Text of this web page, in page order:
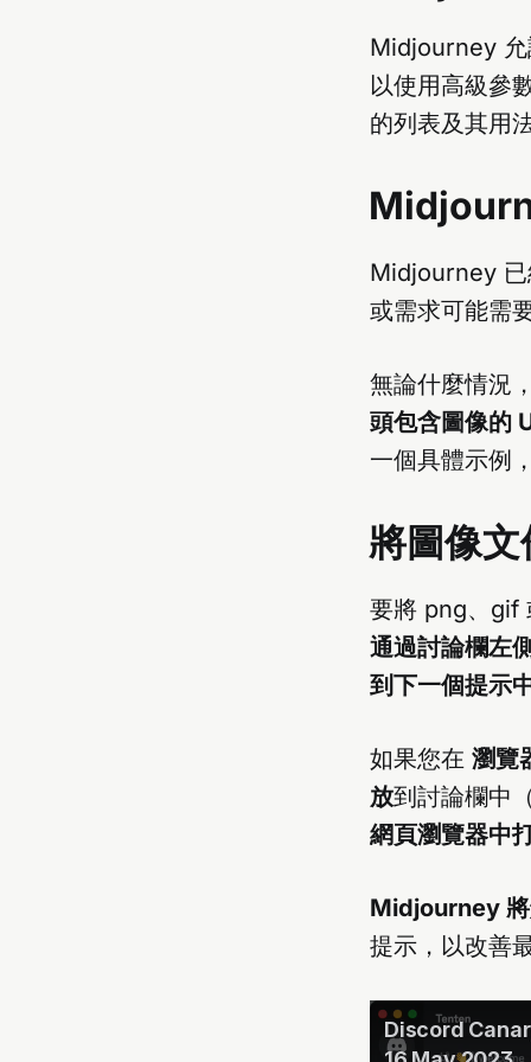
Midjourney 允
以使用高級參
的列表及其用
Midjourney 已
或需求可能需
無論什麼情況，
頭包含圖像的
一個具體示例
將圖像
要將 png、gif
通過討論欄左
到下一個提示
如果您在 瀏覽
放到討論欄中
網頁瀏覽器中
Midjourney 將
提示，以改善